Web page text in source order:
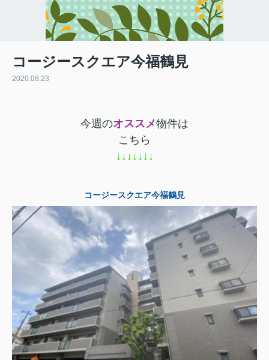
コージースクエア今福鶴見
2020.08.23
今週のオススメ物件は
こちら
↓↓↓↓↓↓↓
コージースクエア今福鶴見